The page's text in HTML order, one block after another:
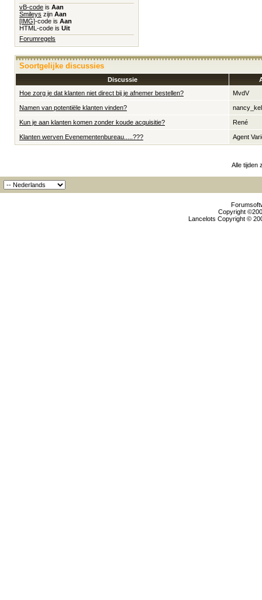
vB-code is Aan
Smileys zijn Aan
[IMG]-code is Aan
HTML-code is Uit
Forumregels
Soortgelijke discussies
Discussie
Hoe zorg je dat klanten niet direct bij je afnemer bestellen?
MvdV
Namen van potentiële klanten vinden?
Kun je aan klanten komen zonder koude acquisitie? René
Klanten werven Evenementenbureau.....??? Agent
Alle tijden
Copyright
Lancelots Copyright ©